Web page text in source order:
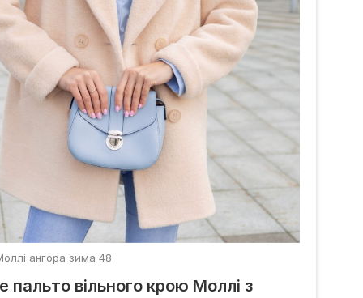
ангора зима 48
пальто вільного крою Моллі з